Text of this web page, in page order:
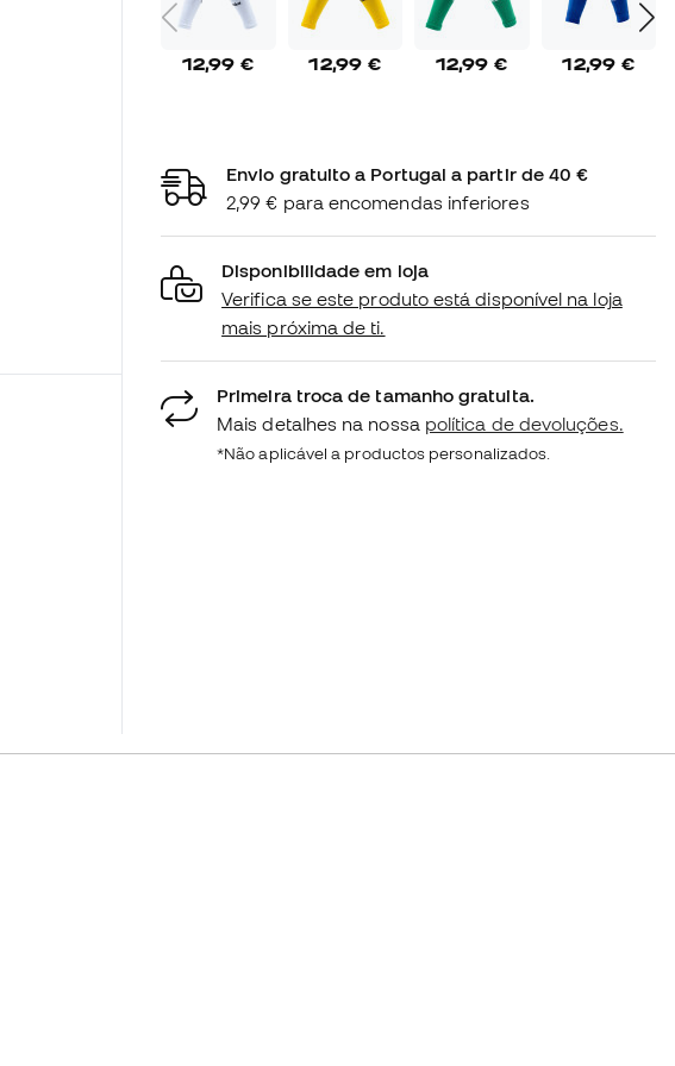
12,99 € 12,99 € 12,99 € 12,99 €
Envio gratuito a Portugal a partir de 40 €
2,99 € para encomendas inferiores
Disponibilidade em loja
Verifica se este produto está disponível na loja
mais próxima de ti.
Primeira troca de tamanho gratuita.
Mais detalhes na nossa política de devoluções.
*Não aplicável a productos personalizados.